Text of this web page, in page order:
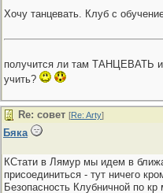
Хочу танцевать. Клуб с
получится ли там ТАНЦЕВАТЬ
учить?
Re: совет [Re: Arty]
Бяка
КСтати в Лямур мы идем в
присоединиться - тут ничего
Безопасность Клубничной по